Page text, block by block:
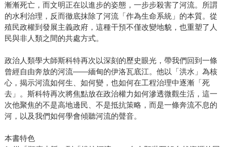
漸漸死亡，而文明正在以進步的姿態，一步步殺害了河流。所謂
的水利治理，反而徹底抹除了河流「作為生命系統」的本質。從
殖民政權到發展主義政府，這種干預不僅改變地貌，也重塑了人
民與非人類之間的共處方式。
政治人類學大師斯科特再次以深刻的歷史眼光，帶我們回到一條
曾經自由奔放的河流——緬甸的伊洛瓦底江。他以「洪水」為核
心，揭示河流如何生、如何變，也如何在工程治理中逐漸「死
去」。斯科特再次將焦點放在政治權力如何滲透微觀生活，這一
次他聚焦的不是高地邊民、不是抵抗策略，而是一條奔流不息的
河，以及我們如何學會傾聽河流的聲音。
本書特色